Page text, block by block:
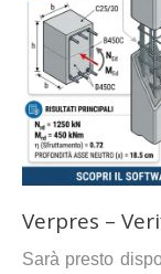
Verpres –
Sarà presto